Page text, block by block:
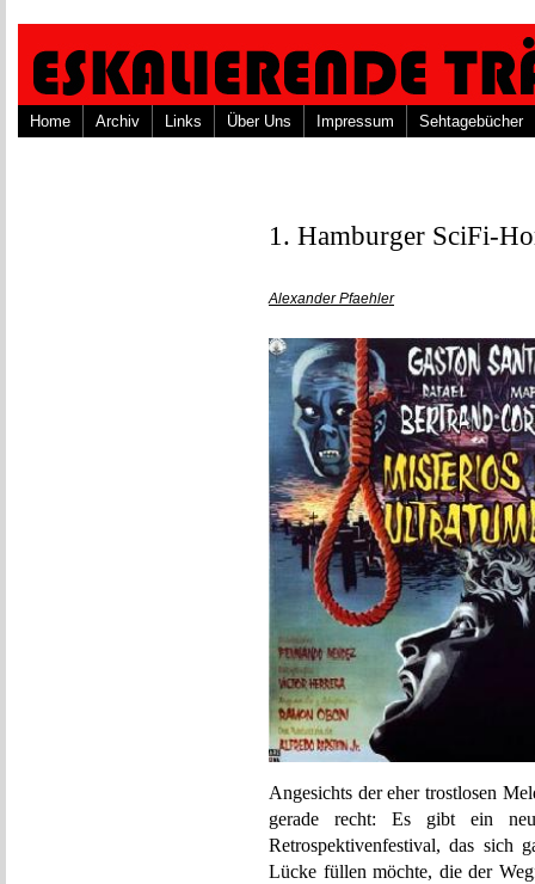
Home Archiv Links Über Uns Impressum Sehtagebücher
1. Hamburger SciFi-
Alexander Pfaehler
Angesichts der eher trostlosen
gerade recht: Es gibt ein
Retrospektivenfestival, das sich
Lücke füllen möchte, die der